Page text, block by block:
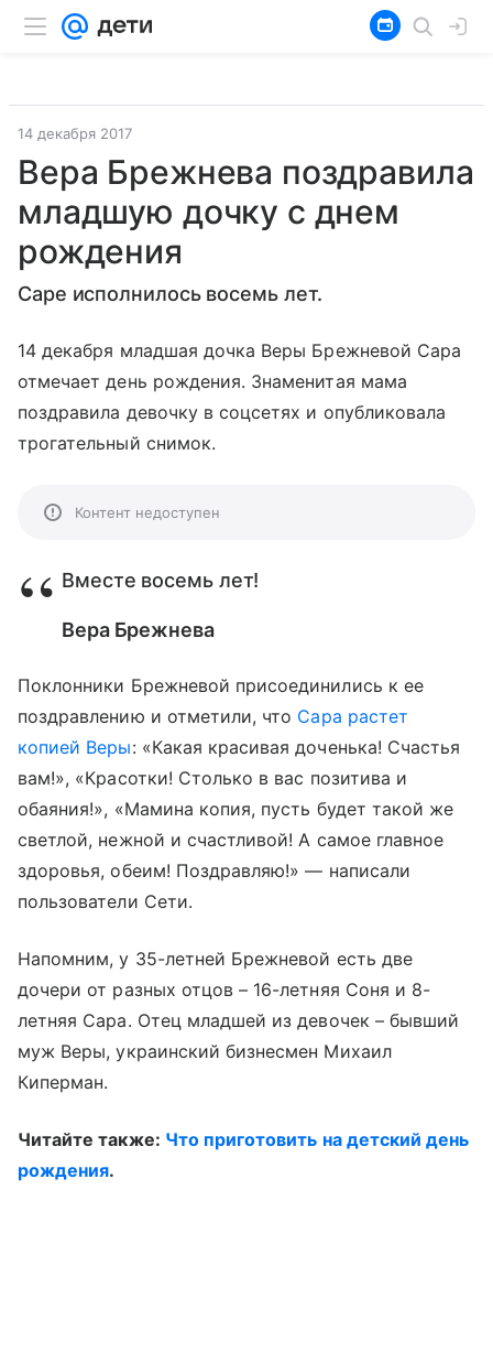
14 декабря 2017
Вера Брежнева поздравила
младшую дочку с днем
рождения
Саре исполнилось восемь лет.
14 декабря младшая дочка Веры Брежневой Сара
отмечает день рождения. Знаменитая мама
поздравила девочку в соцсетях и опубликовала
трогательный снимок.
Контент недоступен
Вместе восемь лет!
Вера Брежнева
Поклонники Брежневой присоединились к ее
поздравлению и отметили, что Сара растет
копией Веры: «Какая красивая доченька! Счастья
вам!», «Красотки! Столько в вас позитива и
обаяния!», «Мамина копия, пусть будет такой же
светлой, нежной и счастливой! А самое главное
здоровья, обеим! Поздравляю!» — написали
пользователи Сети.
Напомним, у 35-летней Брежневой есть две
дочери от разных отцов – 16-летняя Соня и 8-
летняя Сара. Отец младшей из девочек – бывший
муж Веры, украинский бизнесмен Михаил
Киперман.
Читайте также: Что приготовить на детский день
рождения.